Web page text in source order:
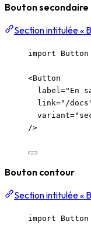
Bouton secondaire
Section intitulée «
import Button
<Button
label=" En
link=" /docs
variant="
/>
Bouton contour
Section intitulée «
import Button